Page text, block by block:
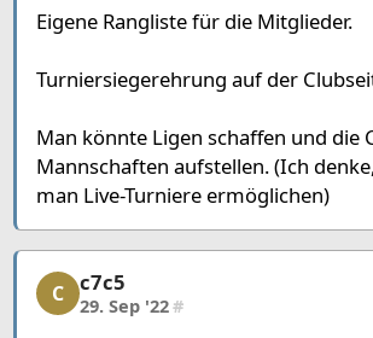
Eigene Rangliste für die Mitglieder.
Turniersiegerehrung auf der
Man könnte Ligen schaffen und die
Mannschaften aufstellen. (Ich
man Live-Turniere ermöglichen)
c7c5, 3/12, 29. Sep '22
C c7c5
29. Sep '22#